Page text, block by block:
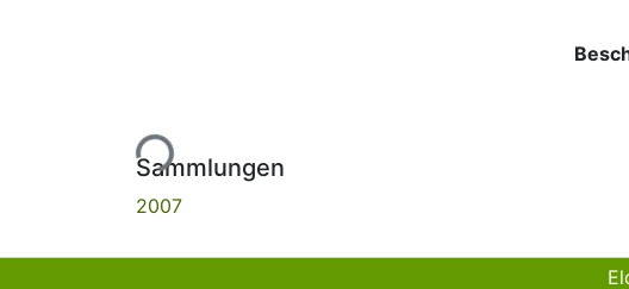
Lade...
Sammlungen
2007